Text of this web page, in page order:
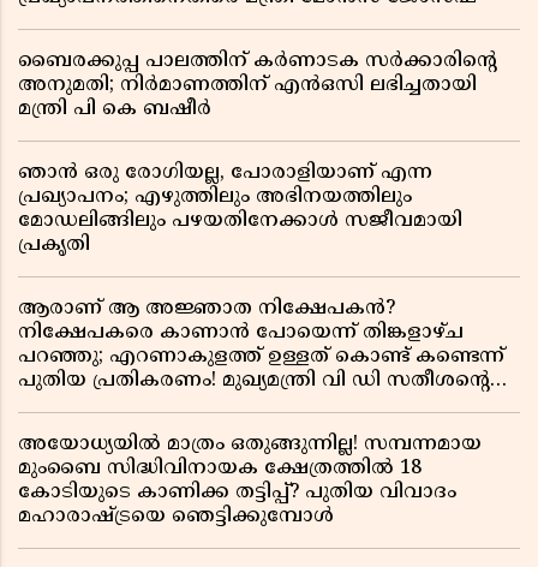
ബൈരക്കുപ്പ പാലത്തിന് കർണാടക സർക്കാരിൻ്റെ
അനുമതി; നിർമാണത്തിന് എൻഒസി ലഭിച്ചതായി
മന്ത്രി പി കെ ബഷീർ
ഞാൻ ഒരു രോഗിയല്ല, പോരാളിയാണ് എന്ന
പ്രഖ്യാപനം; എഴുത്തിലും അഭിനയത്തിലും
മോഡലിങ്ങിലും പഴയതിനേക്കാൾ സജീവമായി
പ്രകൃതി
ആരാണ് ആ അജ്ഞാത നിക്ഷേപകൻ?
നിക്ഷേപകരെ കാണാൻ പോയെന്ന് തിങ്കളാഴ്ച
പറഞ്ഞു; എറണാകുളത്ത് ഉള്ളത് കൊണ്ട് കണ്ടെന്ന്
പുതിയ പ്രതികരണം! മുഖ്യമന്ത്രി വി ഡി സതീശന്റെ
അയോധ്യയിൽ മാത്രം ഒതുങ്ങുന്നില്ല! സമ്പന്നമായ
മുംബൈ സിദ്ധിവിനായക ക്ഷേത്രത്തിൽ 18
കോടിയുടെ കാണിക്ക തട്ടിപ്പ്? പുതിയ വിവാദം
മഹാരാഷ്ട്രയെ ഞെട്ടിക്കുമ്പോൾ